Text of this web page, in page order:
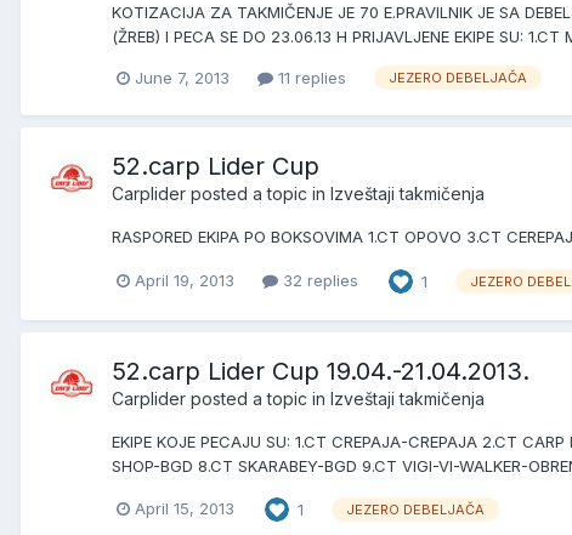
KOTIZACIJA ZA TAKMIČENJE JE 70 E.PRAVILNIK JE SA
(ŽREB) I PECA SE DO 23.06.13 H PRIJAVLJENE EKIPE SU:
June 7, 2013 11 replies JEZERO DEBELJAČA
52.carp Lider Cup
Carplider posted a topic in Izveštaji takmičenja
RASPORED EKIPA PO BOKSOVIMA 1.CT OPOVO 3.CT
April 19, 2013 32 replies 1 JEZERO
52.carp Lider Cup 19.04.-21.04.2013.
Carplider posted a topic in Izveštaji takmičenja
EKIPE KOJE PECAJU SU: 1.CT CREPAJA-CREPAJA 2.CT
SHOP-BGD 8.CT SKARABEY-BGD 9.CT VIGI-VI-WALKER-
April 15, 2013 1 JEZERO DEBELJAČA